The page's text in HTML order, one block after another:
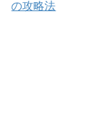
の攻略法